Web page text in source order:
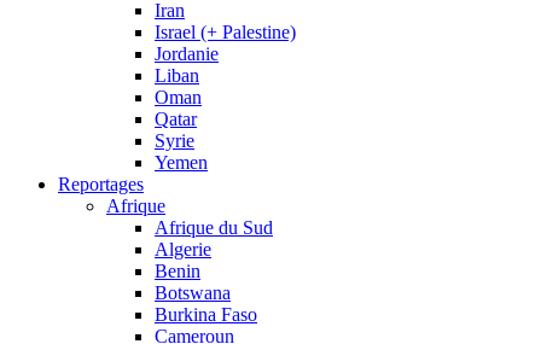
Iran
Israel (+ Palestine)
Jordanie
Liban
Oman
Qatar
Syrie
Yemen
Reportages
Afrique
Afrique du Sud
Algerie
Benin
Botswana
Burkina Faso
Cameroun